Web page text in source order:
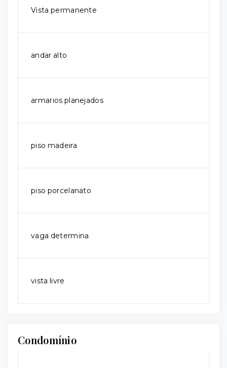
Vista permanente
andar alto
armarios planejados
piso madeira
piso porcelanato
vaga determina
vista livre
Condomínio